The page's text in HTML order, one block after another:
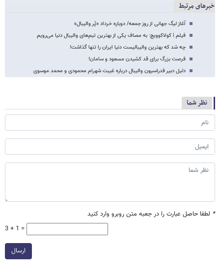
خبرهای مرتبط
آغاز لیگ جهانی از روز جمعه/ دوباره خرداد «پُر والیبال»
فیلم | کولاکوویچ: به مصاف یکی از بهترین تیم‌های والیبال دنیا می‌رویم
چه شد که بهترین والیبالیست دنیا ایران را تنها گذاشت!
فرصت بزرگ برای قد کشیدن مسعود و سامان!
دلیل دبیر فدراسیون والیبال درباره غیبت شهرام محمودی و محمد موسوی
نظر شما
* لطفا حاصل عبارت را در جعبه متن روبرو وارد کنید
3 + 1 =
ارسال